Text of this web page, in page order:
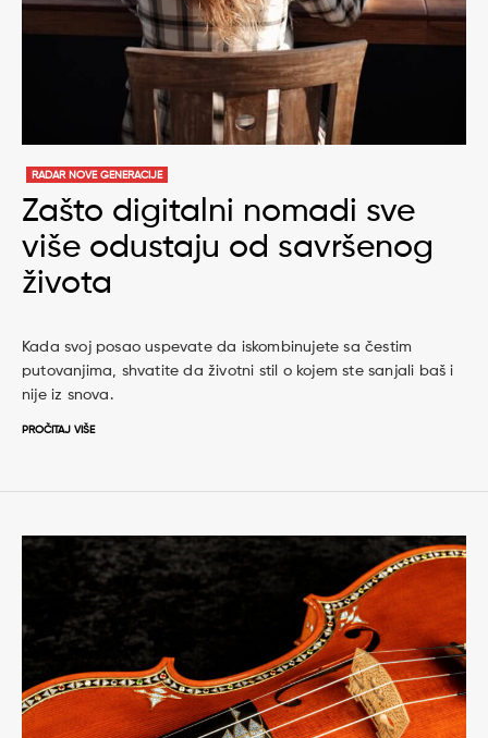
RADAR NOVE GENERACIJE
Zašto digitalni nomadi sve
više odustaju od savršenog
života
Kada svoj posao uspevate da iskombinujete sa čestim
putovanjima, shvatite da životni stil o kojem ste sanjali baš i
nije iz snova.
PROČITAJ VIŠE